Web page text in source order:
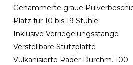
Gehämmerte graue
Platz für 10 bis 19 Stühle
Inklusive Verriegelungsstange
Verstellbare Stützplatte
Vulkanisierte Räder Durchm. 100